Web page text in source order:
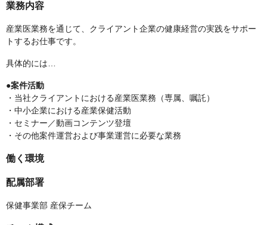
業務内容
産業医業務を通じて、クライアント企業の健康経営の実践をサポー
トするお仕事です。
具体的には…
●案件活動
・当社クライアントにおける産業医業務（専属、嘱託）
・中小企業における産業保健活動
・セミナー／動画コンテンツ登壇
・その他案件運営および事業運営に必要な業務
働く環境
配属部署
保健事業部 産保チーム